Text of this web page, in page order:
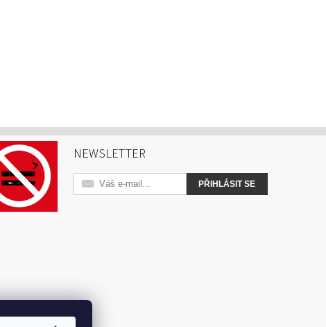
NEWSLETTER